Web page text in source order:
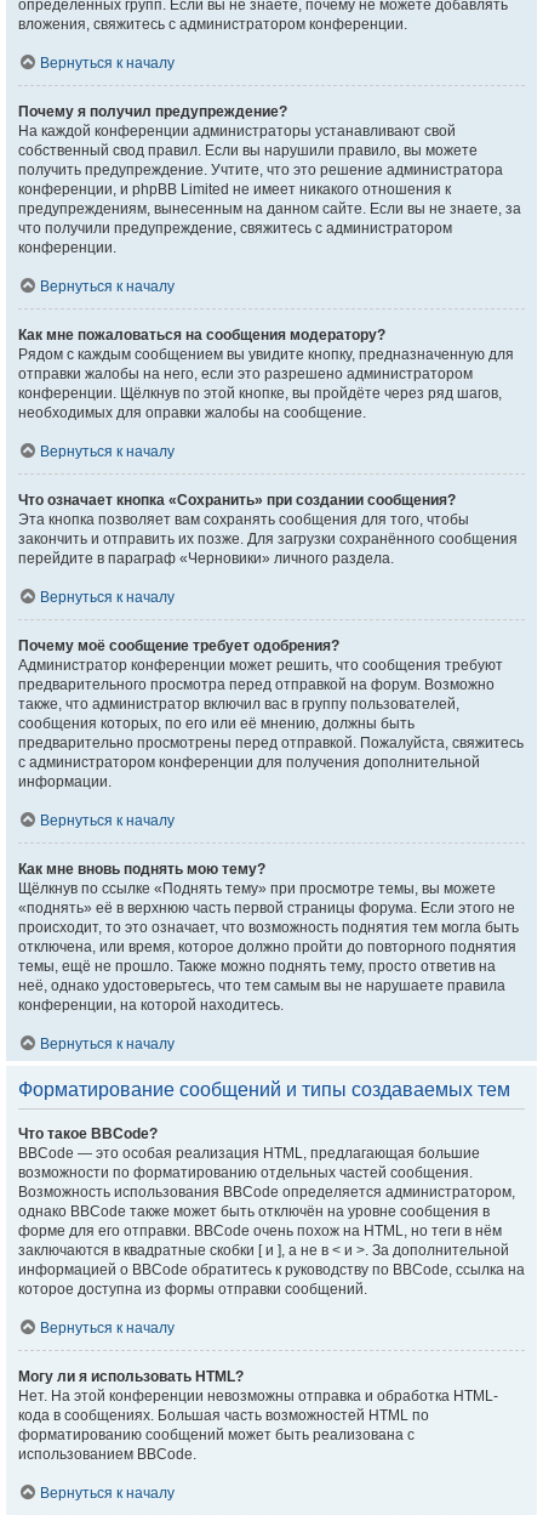
определённых групп. Если вы не знаете, почему не можете добавлять
вложения, свяжитесь с администратором конференции.
Вернуться к началу
Почему я получил предупреждение?
На каждой конференции администраторы устанавливают свой
собственный свод правил. Если вы нарушили правило, вы можете
получить предупреждение. Учтите, что это решение администратора
конференции, и phpBB Limited не имеет никакого отношения к
предупреждениям, вынесенным на данном сайте. Если вы не знаете, за
что получили предупреждение, свяжитесь с администратором
конференции.
Вернуться к началу
Как мне пожаловаться на сообщения модератору?
Рядом с каждым сообщением вы увидите кнопку, предназначенную для
отправки жалобы на него, если это разрешено администратором
конференции. Щёлкнув по этой кнопке, вы пройдёте через ряд шагов,
необходимых для оправки жалобы на сообщение.
Вернуться к началу
Что означает кнопка «Сохранить» при создании сообщения?
Эта кнопка позволяет вам сохранять сообщения для того, чтобы
закончить и отправить их позже. Для загрузки сохранённого сообщения
перейдите в параграф «Черновики» личного раздела.
Вернуться к началу
Почему моё сообщение требует одобрения?
Администратор конференции может решить, что сообщения требуют
предварительного просмотра перед отправкой на форум. Возможно
также, что администратор включил вас в группу пользователей,
сообщения которых, по его или её мнению, должны быть
предварительно просмотрены перед отправкой. Пожалуйста, свяжитесь
с администратором конференции для получения дополнительной
информации.
Вернуться к началу
Как мне вновь поднять мою тему?
Щёлкнув по ссылке «Поднять тему» при просмотре темы, вы можете
«поднять» её в верхнюю часть первой страницы форума. Если этого не
происходит, то это означает, что возможность поднятия тем могла быть
отключена, или время, которое должно пройти до повторного поднятия
темы, ещё не прошло. Также можно поднять тему, просто ответив на
неё, однако удостоверьтесь, что тем самым вы не нарушаете правила
конференции, на которой находитесь.
Вернуться к началу
Форматирование сообщений и типы создаваемых тем
Что такое BBCode?
BBCode — это особая реализация HTML, предлагающая большие
возможности по форматированию отдельных частей сообщения.
Возможность использования BBCode определяется администратором,
однако BBCode также может быть отключён на уровне сообщения в
форме для его отправки. BBCode очень похож на HTML, но теги в нём
заключаются в квадратные скобки [ и ], а не в < и >. За дополнительной
информацией о BBCode обратитесь к руководству по BBCode, ссылка на
которое доступна из формы отправки сообщений.
Вернуться к началу
Могу ли я использовать HTML?
Нет. На этой конференции невозможны отправка и обработка HTML-
кода в сообщениях. Большая часть возможностей HTML по
форматированию сообщений может быть реализована с
использованием BBCode.
Вернуться к началу